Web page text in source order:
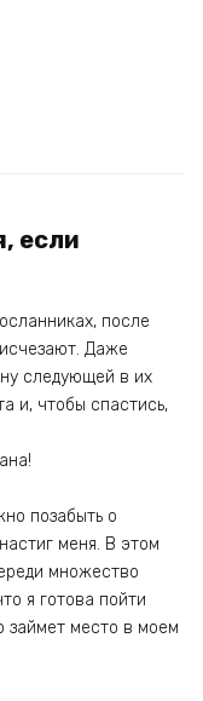
если
после
Даже
следующей в их
и, чтобы спастись,
позабыть о
меня. В этом
множество
я готова пойти
займет место в моем